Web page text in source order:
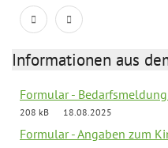
Informationen aus
Formular -
208 kB
18.08.2025
Formular - Angaben zum